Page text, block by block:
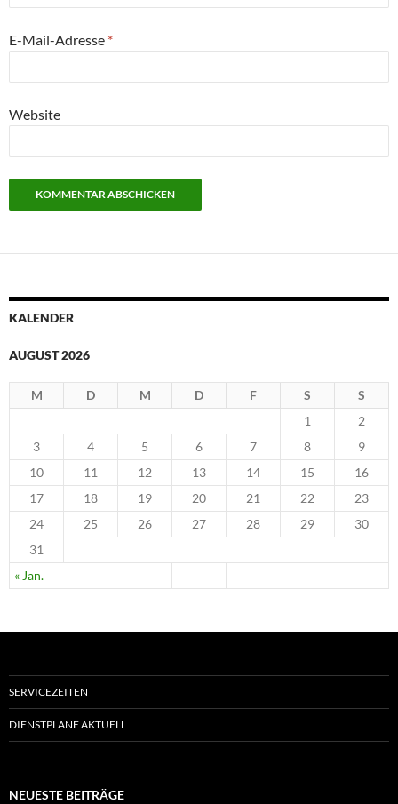
E-Mail-Adresse *
Website
KALENDER
AUGUST 2026
M D M D F S S
« Jan.
1
2
3
4 5 6 7 8
9
10
11 12 13 14 15
16
17
18 19 20 21 22
23
24
25 26 27 28 29
30
31
SERVICEZEITEN
DIENSTPLÄNE AKTUELL
NEUESTE BEITRÄGE